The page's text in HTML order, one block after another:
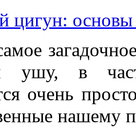
цигун:
в
очень
нашему